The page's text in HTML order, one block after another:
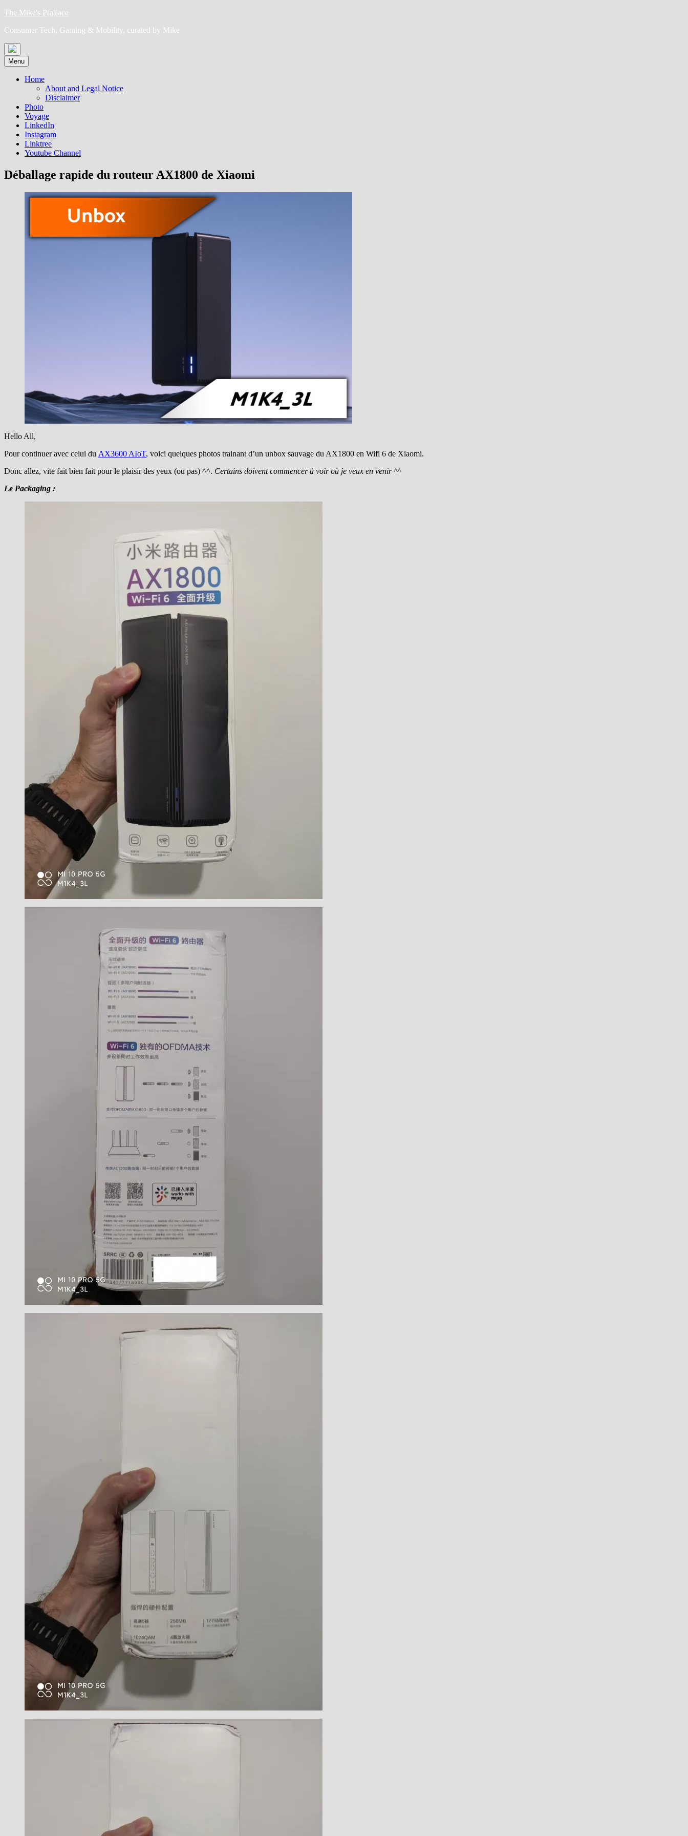
Skip
content
The Mike's P(a)lace
Consumer Tech, Gaming & Mobility, curated by Mike
Menu
Home
About and Legal Notice
Disclaimer
Photo
Voyage
LinkedIn
Instagram
Linktree
Youtube Channel
Déballage rapide du routeur AX1800 de Xiaomi
Hello All,
Pour continuer avec celui du AX3600 AIoT, voici quelques photos trainant d’un unbox sauvage du AX1800 en Wifi 6 de Xiaomi.
Donc allez, vite fait bien fait pour le plaisir des yeux (ou pas) ^^. Certains doivent commencer à voir où je veux en venir ^^
Le Packaging :